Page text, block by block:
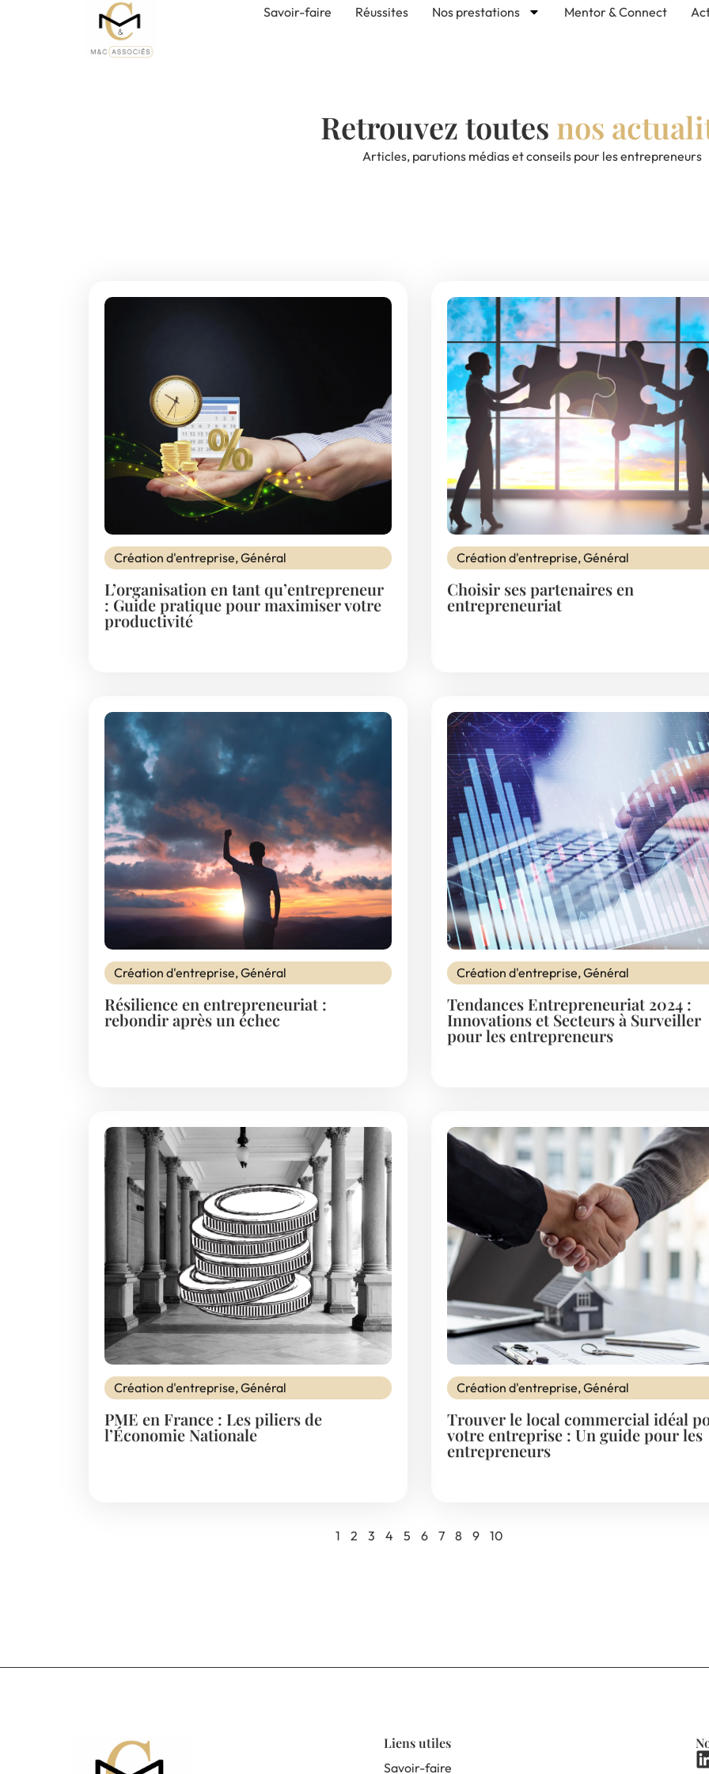
Savoir-faire Réussites Nos prestations Mentor & Connect
Retrouvez toutes nos
Articles, parutions médias et conseils pour les entrepreneurs
Création d'entreprise,Général
L’organisation en tant qu’entrepreneur
: Guide pratique pour maximiser votre
productivité
Création d'entreprise,Général
Choisir ses partenaires en
entrepreneuriat
Création d'entreprise,Général
Résilience en entrepreneuriat :
rebondir après un échec
Création d'entreprise,Général
Tendances Entrepreneuriat 2024 :
Innovations et Secteurs à Surveiller
pour les entrepreneurs
Création d'entreprise,Général
PME en France : Les piliers de
l’Économie Nationale
Création d'entreprise,Général
Trouver le local commercial idéal
votre entreprise : Un guide pour les
entrepreneurs
1 2 3 4 5 6 7 8 9 10
Liens utiles
Savoir-faire